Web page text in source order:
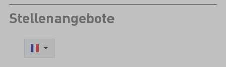
Stellenangebote